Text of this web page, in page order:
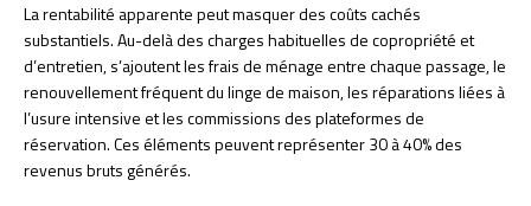
La rentabilité apparente peut masquer des coûts cachés
substantiels. Au-delà des charges habituelles de copropriété et
d’entretien, s’ajoutent les frais de ménage entre chaque passage, le
renouvellement fréquent du linge de maison, les réparations liées à
l’usure intensive et les commissions des plateformes de
réservation. Ces éléments peuvent représenter 30 à 40% des
revenus bruts générés.